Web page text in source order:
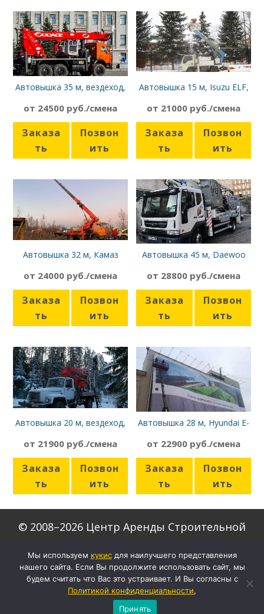
Автовышка 35 м, вездеход,
от 24500 руб./смена
Заказа
ть
Позвон
ить
Автовышка 15 м, Isuzu ELF,
от 21000 руб./смена
Заказа
ть
Позвон
ить
Автовышка 32 м, Камаз
от 24000 руб./смена
Заказа
ть
Позвон
ить
Автовышка 45 м, Daewoo
от 28800 руб./смена
Заказа
ть
Позвон
ить
Автовышка 20 м, вездеход,
от 21900 руб./смена
Заказа
ть
Позвон
ить
Автовышка 28 м, Hyundai E-
от 22900 руб./смена
Заказа
ть
Позвон
ить
© 2008–2026 Центр Аренды Строительной
Скачать формы договоров
Настройки кукис
Политика конфиденциальности
Мы используем кукиcдля наилучшего представления
нашего сайта. Если Вы продолжите использовать сайт, мы
будем считать что Вас это устраивает. И Вы согласны с
Политикой конфиденциальности,
Принять